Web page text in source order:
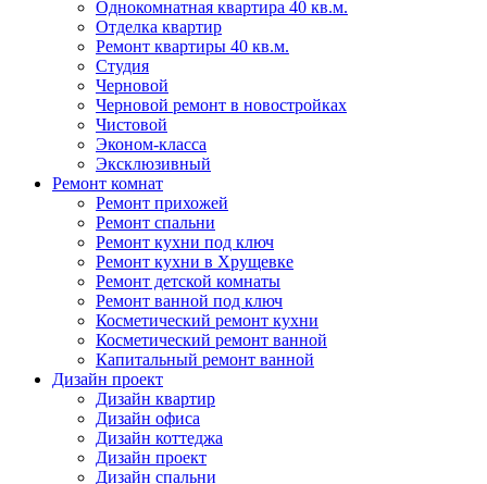
Однокомнатная квартира 40 кв.м.
Отделка квартир
Ремонт квартиры 40 кв.м.
Студия
Черновой
Черновой ремонт в новостройках
Чистовой
Эконом-класса
Эксклюзивный
Ремонт комнат
Ремонт прихожей
Ремонт спальни
Ремонт кухни под ключ
Ремонт кухни в Хрущевке
Ремонт детской комнаты
Ремонт ванной под ключ
Косметический ремонт кухни
Косметический ремонт ванной
Капитальный ремонт ванной
Дизайн проект
Дизайн квартир
Дизайн офиса
Дизайн коттеджа
Дизайн проект
Дизайн спальни